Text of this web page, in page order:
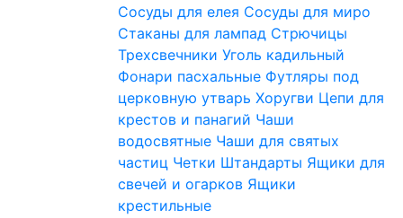
Сосуды для елея Сосуды для миро
Стаканы для лампад Стрючицы
Трехсвечники Уголь кадильный
Фонари пасхальные Футляры под
церковную утварь Хоругви Цепи для
крестов и панагий Чаши
водосвятные Чаши для святых
частиц Четки Штандарты Ящики для
свечей и огарков Ящики
крестильные